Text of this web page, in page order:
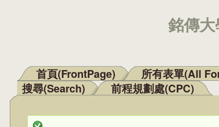
銘傳
Main menu
首頁(FrontPage)
所有表單(All
搜尋(Search)
前程規劃處(CPC)